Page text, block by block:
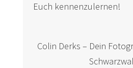
Euch kennenzulernen!
Colin Derks – Dein